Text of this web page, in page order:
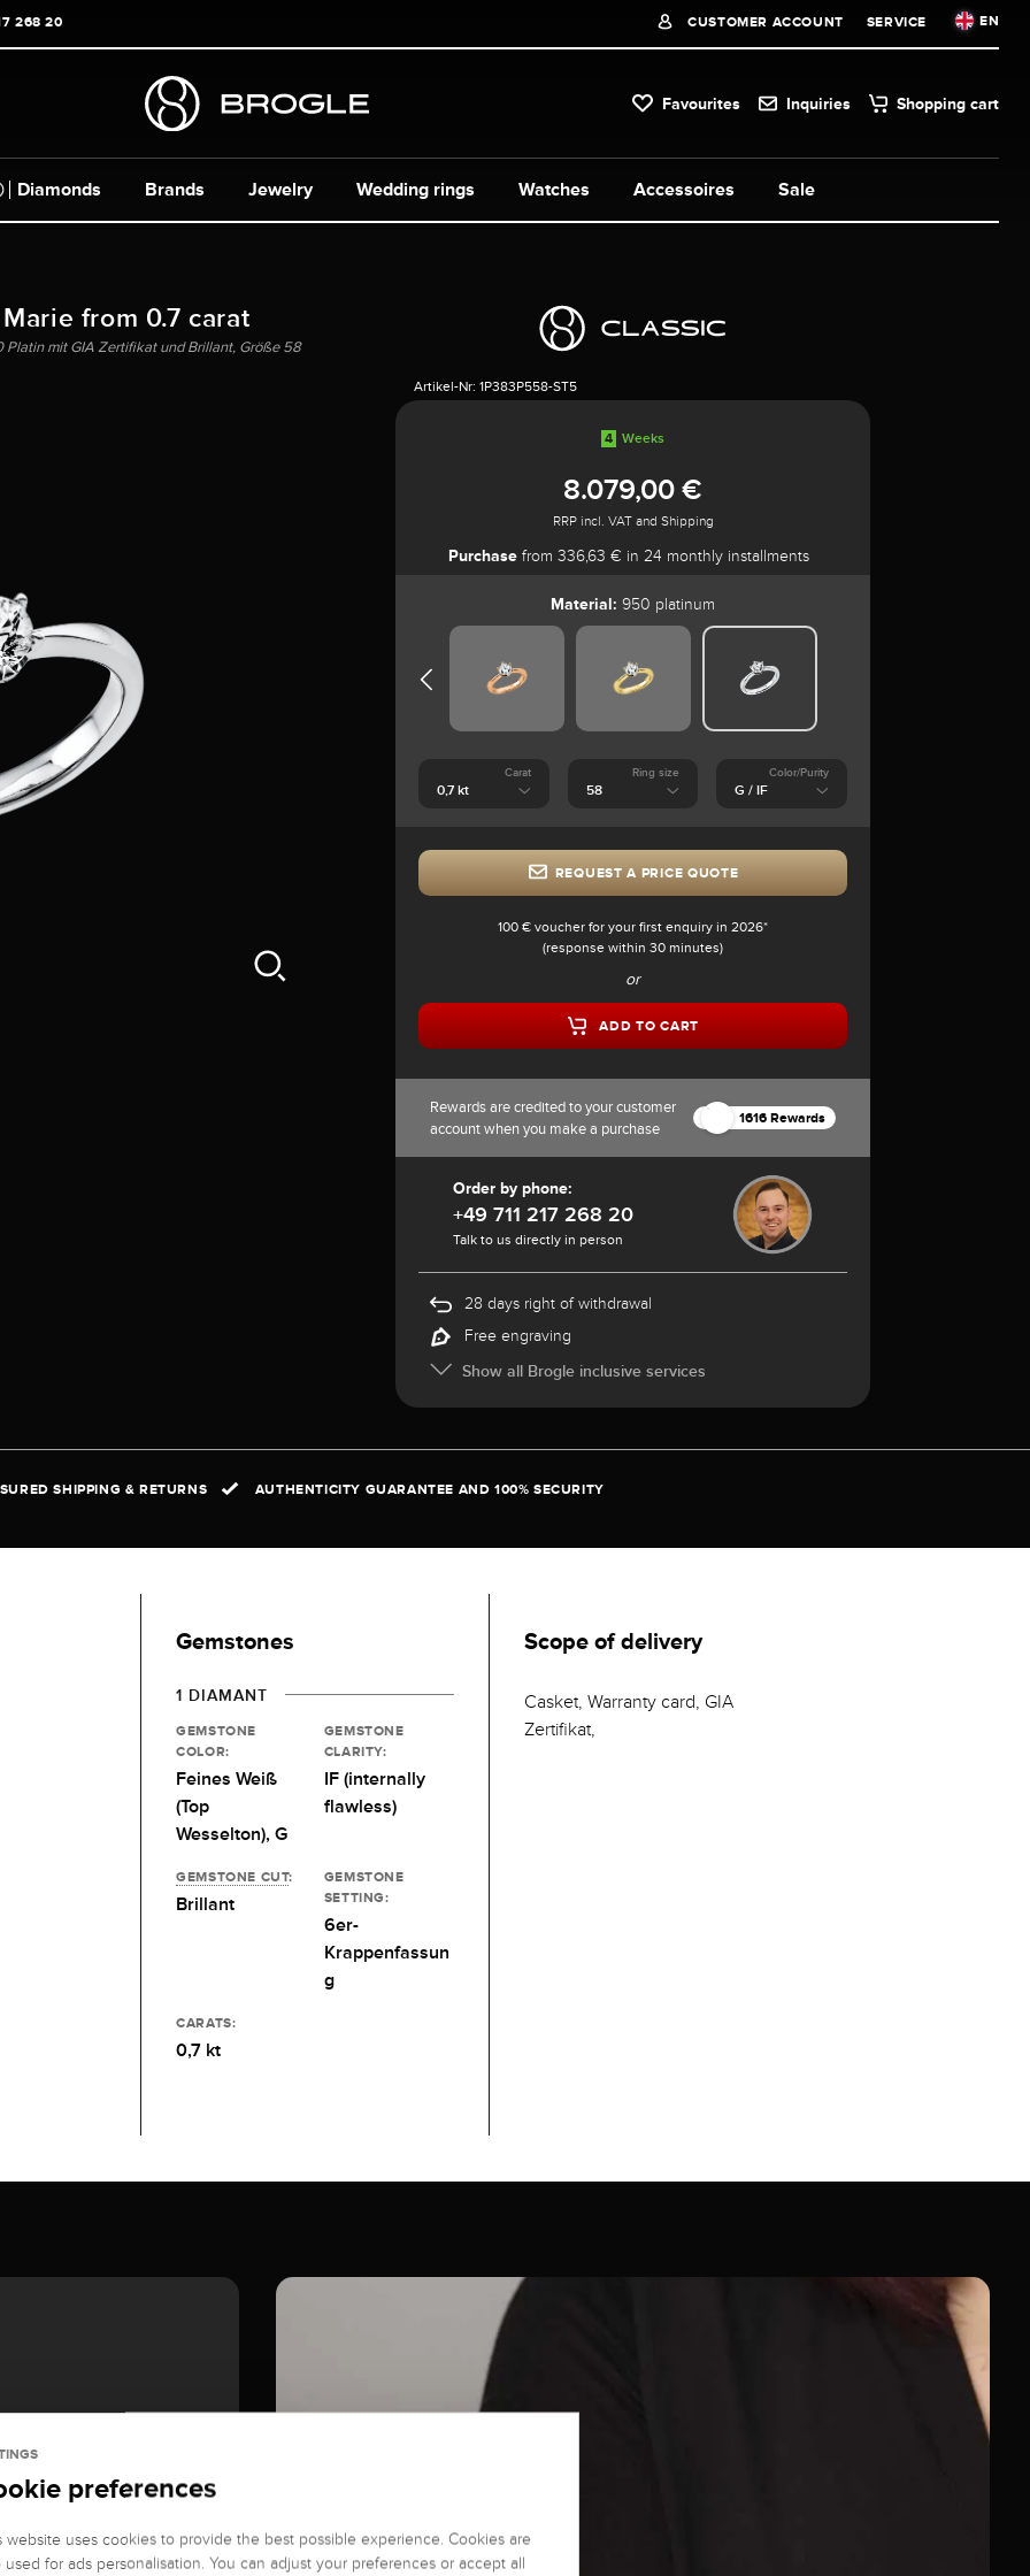
268 20 CUSTOMER ACCOUNT SERVICE EN
Favourites Inquiries Shopping cart
Diamonds Brands Jewelry Watches Accessoires Sale
Wedding rings
from 0.7 carat
Platin mit GIA Zertifikat und Brillant, Größe 58
Artikel-Nr: 1P383P558-ST5
4 Weeks
8.079,00 €
RRP incl. VAT and Shipping
Purchasefrom 336,63 € in 24 monthly installments
Material: 950 platinum
Carat Ring size Color/Purity
REQUEST A PRICE QUOTE
100 € voucher for your first enquiry in 2026*
(response within 30 minutes)
or
ADD TO CART
Rewards are credited to your customer
account when you make a purchase
1616 Rewards
Order by phone:
+49 711 217 268 20
Talk to us directly in person
28 days right of withdrawal
Free engraving
Show all Brogle inclusive services
SHIPPING & RETURNS AUTHENTICITY GUARANTEE AND 100% SECURITY
Gemstones
1 DIAMANT
GEMSTONE
COLOR:
Feines Weiß
(Top
Wesselton), G
GEMSTONE
CLARITY:
IF (internally
flawless)
GEMSTONE CUT:
Brillant
GEMSTONE
SETTING:
6er-
Krappenfassun
g
CARATS:
0,7 kt
Scope of delivery
Casket, Warranty card, GIA
Zertifikat,
preferences
website uses cookies to provide the best possible experience. Cookies are
used for ads personalisation. You can adjust your preferences or accept all